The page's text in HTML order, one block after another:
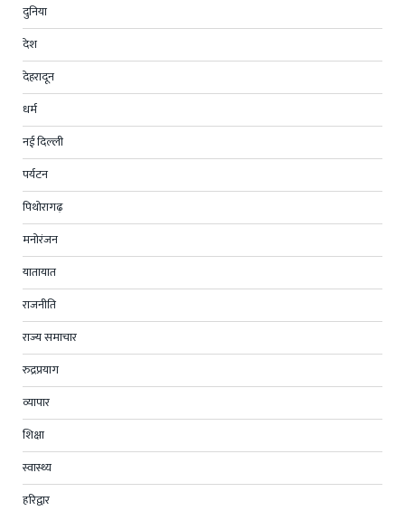
दुनिया
देश
देहरादून
धर्म
नई दिल्ली
पर्यटन
पिथोरागढ़
मनोरंजन
यातायात
राजनीति
राज्य समाचार
रुद्रप्रयाग
व्यापार
शिक्षा
स्वास्थ्य
हरिद्वार